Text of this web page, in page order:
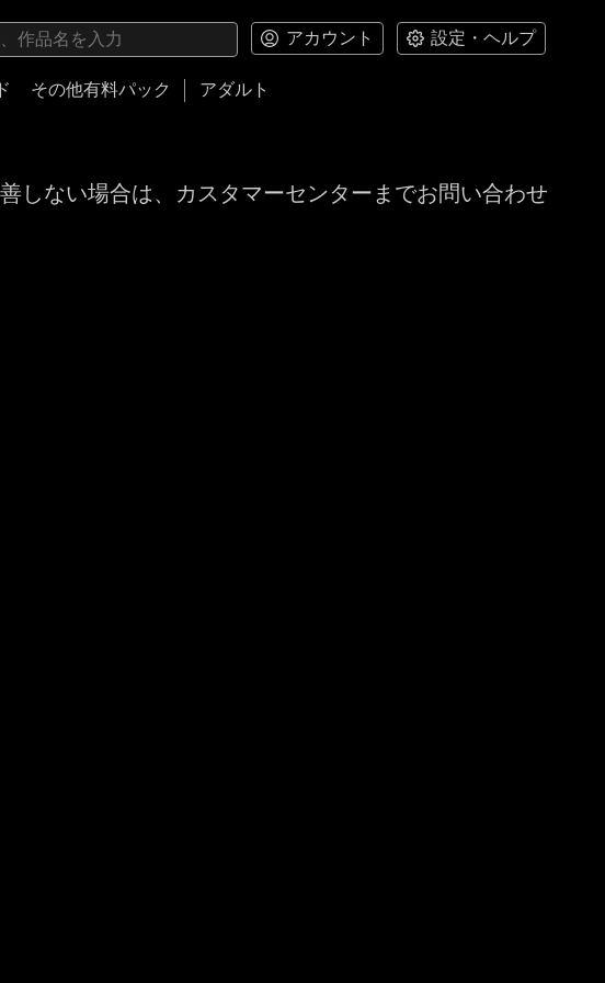
アカウント 設定・ヘルプ
その他有料パック アダルト
しない場合は、カスタマーセンターまでお問い合わせ